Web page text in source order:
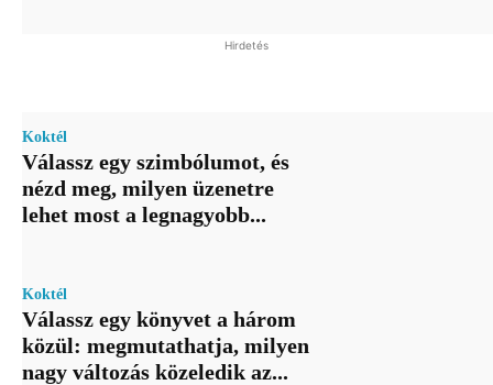
Hirdetés
Koktél
Válassz egy szimbólumot, és
nézd meg, milyen üzenetre
lehet most a legnagyobb...
Koktél
Válassz egy könyvet a három
közül: megmutathatja, milyen
nagy változás közeledik az...